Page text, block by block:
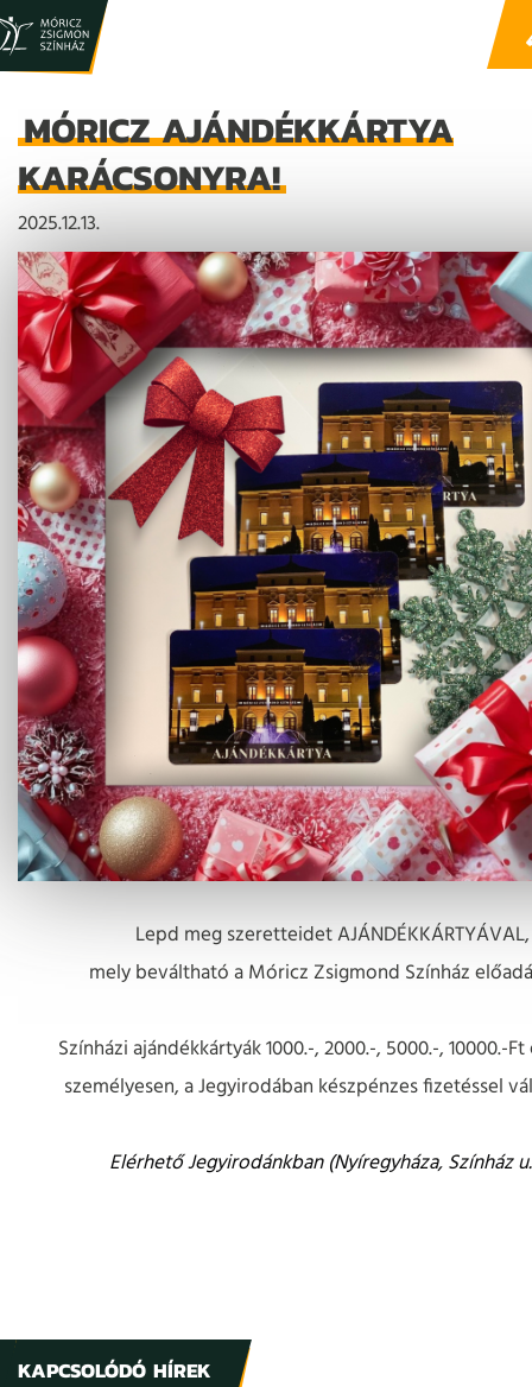
MÓRICZ AJÁNDÉKKÁRTYA
KARÁCSONYRA!
2025.12.13.
Lepd meg szeretteidet AJÁNDÉKKÁRTYÁVAL,
mely beváltható a Móricz Zsigmond Színház
Színházi ajándékkártyák 1000.-, 2000.-, 5000.-, 10000.-
személyesen, a Jegyirodában készpénzes fizetéssel
Elérhető Jegyirodánkban (Nyíregyháza, Színház
KAPCSOLÓDÓ HÍREK